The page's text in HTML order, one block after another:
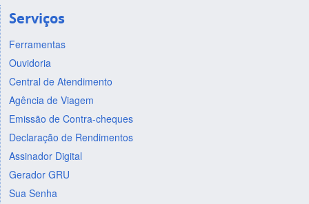
Serviços
Ferramentas
Ouvidoria
Central de Atendimento
Agência de Viagem
Emissão de Contra-cheques
Declaração de Rendimentos
Assinador Digital
Gerador GRU
Sua Senha